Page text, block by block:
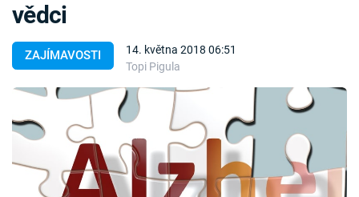
Témata
TV Program
ZAJÍMAVOSTI
14. května 2018 06:51
Topi Pigula
vědci